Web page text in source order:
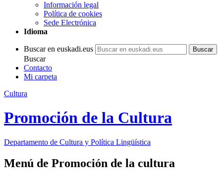
Información legal
Política de cookies
Sede Electrónica
Idioma
Buscar en euskadi.eus
Buscar
Contacto
Mi carpeta
Cultura
Promoción de la Cultura
Departamento de Cultura y Política Lingüística
Menú de Promoción de la cultura